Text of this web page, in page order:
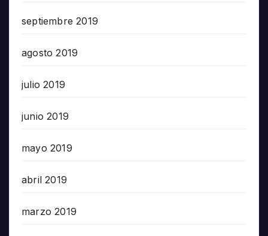
septiembre 2019
agosto 2019
julio 2019
junio 2019
mayo 2019
abril 2019
marzo 2019